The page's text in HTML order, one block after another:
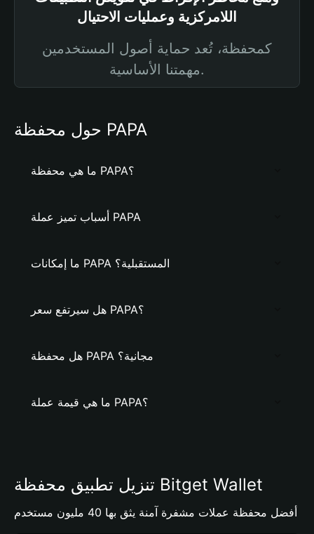
اللامركزية وعمليات الاحتيال
كمحفظة، تُعد حماية أصول المستخدمين
مهمتنا الأساسية.
حول محفظة PAPA
ما هي محفظة PAPA؟
أسباب تميز عملة PAPA
ما إمكانات PAPA المستقبلية؟
هل سيرتفع سعر PAPA؟
هل محفظة PAPA مجانية؟
ما هي قيمة عملة PAPA؟
تنزيل تطبيق محفظة Bitget Wallet
أفضل محفظة عملات مشفرة آمنة يثق بها 40 مليون مستخدم